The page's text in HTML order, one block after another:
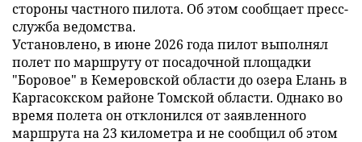
стороны частного пилота. Об этом сообщает пресс-
служба ведомства.
Установлено, в июне 2026 года пилот выполнял
полет по маршруту от посадочной площадки
"Боровое" в Кемеровской области до озера Елань в
Каргасокском районе Томской области. Однако во
время полета он отклонился от заявленного
маршрута на 23 километра и не сообщил об этом